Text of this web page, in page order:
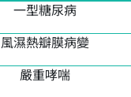
一型糖尿病
風濕熱瓣膜病變
嚴重哮喘